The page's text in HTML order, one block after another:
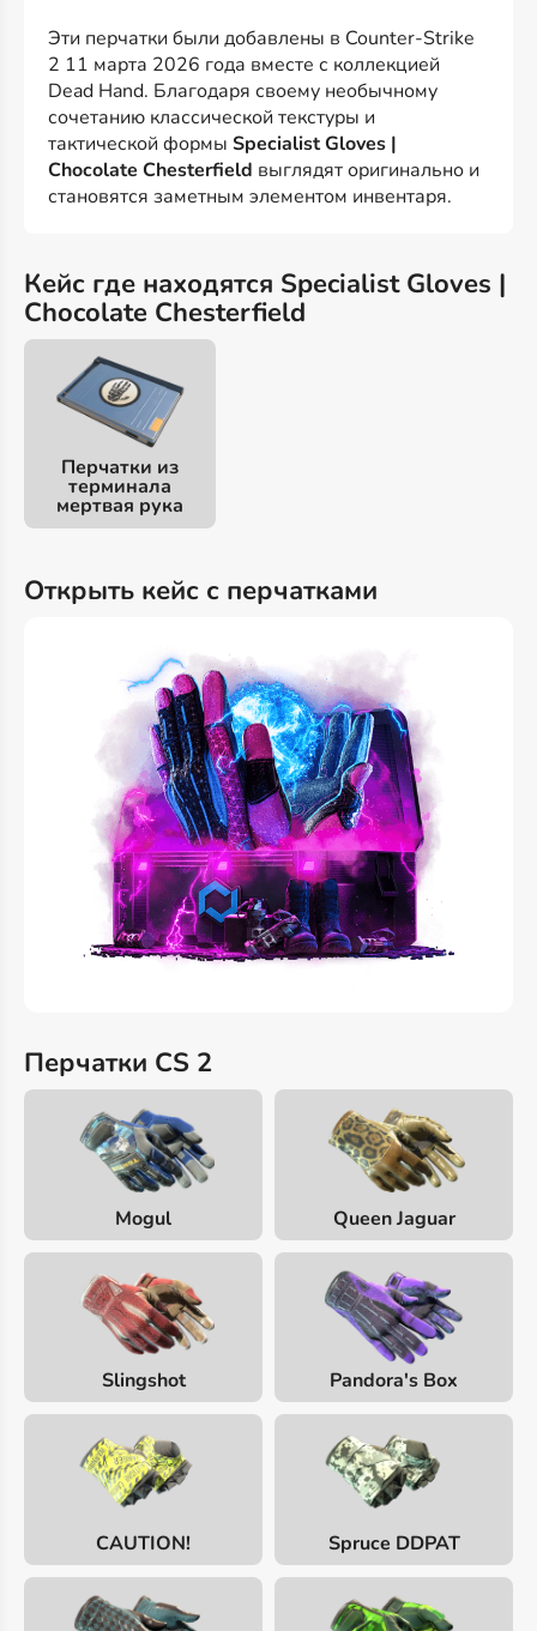
Эти перчатки были добавлены в Counter-Strike
2 11 марта 2026 года вместе с коллекцией
Dead Hand. Благодаря своему необычному
сочетанию классической текстуры и
тактической формы Specialist Gloves |
Chocolate Chesterfield выглядят оригинально и
становятся заметным элементом инвентаря.
Кейс где находятся Specialist Gloves |
Chocolate Chesterfield
Перчатки из
терминала
мертвая рука
Открыть кейс с перчатками
Перчатки CS 2
Mogul Queen Jaguar
Slingshot Pandora's Box
CAUTION! Spruce DDPAT